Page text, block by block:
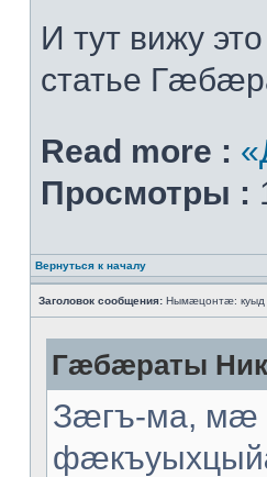
И тут вижу
статье
Read more :
Просмотры :
Вернуться к началу
Заголовок сообщения: Нымæцонтæ:
Гæбæраты
Зæгъ-ма, мæ